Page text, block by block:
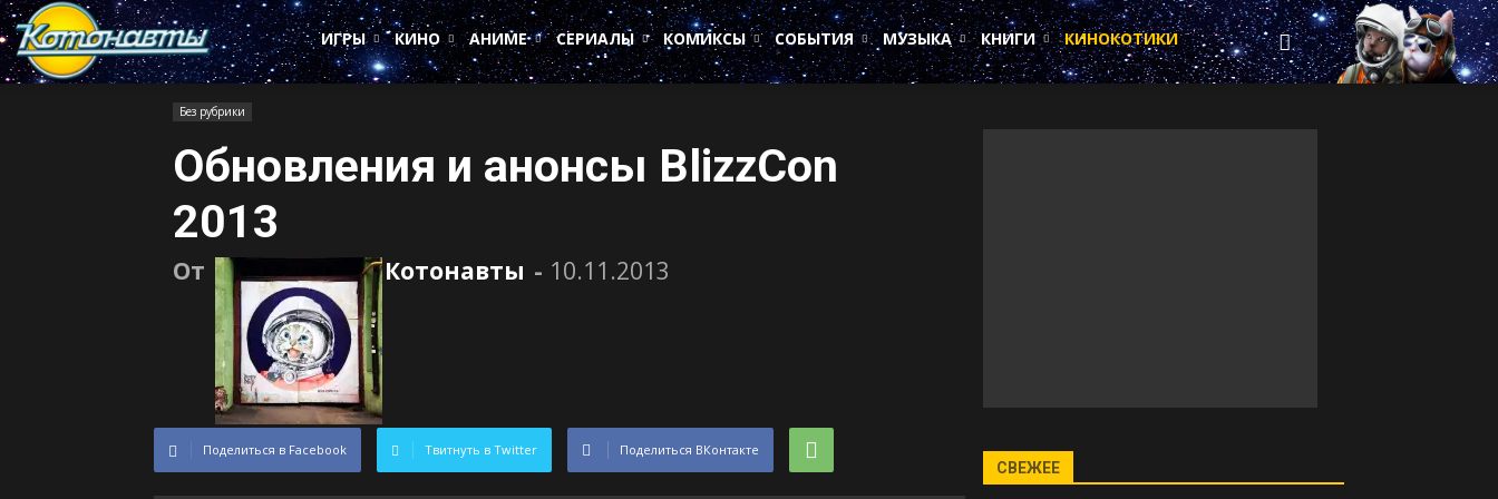
Котонавты
ИГРЫ
КИНО АНИМЕ СЕРИАЛЫ КОМИКСЫ СОБЫТИЯ МУЗЫКА КНИГИ КИНОКОТИКИ
Без рубрики
Обновления и анонсы BlizzCon
2013
От Котонавты - 10.11.2013
Поделиться в Facebook Твитнуть в Twitter Поделиться ВКонтакте
СВЕЖЕЕ